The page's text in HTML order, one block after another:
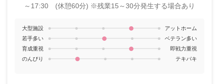
～17:30 (休憩60分) ※残業15～30分発生する場合あり
大型施設
アットホーム
若手多い
ベテラン多い
育成重視
即戦力重視
のんびり
テキパキ